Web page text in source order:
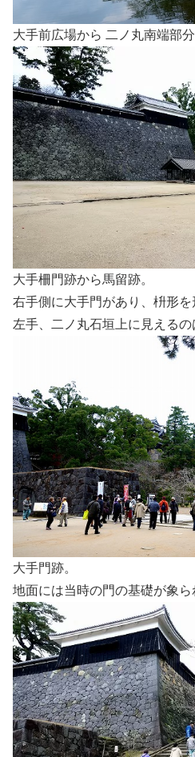
大手前広場から 二ノ丸南端部分
大手柵門跡から馬留跡。
右手側に大手門があり、枡形を
左手、二ノ丸石垣上に見えるの
大手門跡。
地面には当時の門の基礎が象ら